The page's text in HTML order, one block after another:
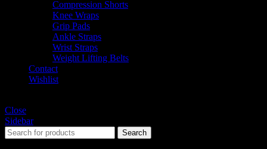
Compression Shorts
Knee Wraps
Grip Pads
Ankle Straps
Wrist Straps
Weight Lifting Belts
Contact
Wishlist
Close
Sidebar
Search